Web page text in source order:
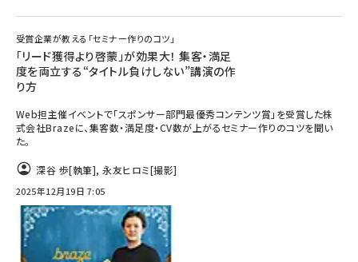
受賞企業が教える「セミナー作りのコツ」
「リード獲得より啓蒙」が効果大！ 集客・満足
度を両立する“タイトル負けしない”講演の作
り方
Web担主催イベントで「スポンサー部門最優秀コンテンツ賞」を受賞した株
式会社Brazeに、集客数・満足度・CV数が上がるセミナー作りのコツを聞い
た。
深谷 歩[執筆],永友ヒロミ[撮影]
2025年12月19日 7:05